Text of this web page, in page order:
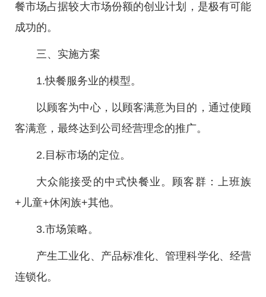
餐市场占据较大市场份额的创业计划，是极有可能
成功的。
三、实施方案
1.快餐服务业的模型。
以顾客为中心，以顾客满意为目的，通过使顾
客满意，最终达到公司经营理念的推广。
2.目标市场的定位。
大众能接受的中式快餐业。顾客群：上班族
+儿童+休闲族+其他。
3.市场策略。
产生工业化、产品标准化、管理科学化、经营
连锁化。